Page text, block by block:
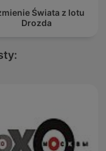
Świata z lotu
Drozda